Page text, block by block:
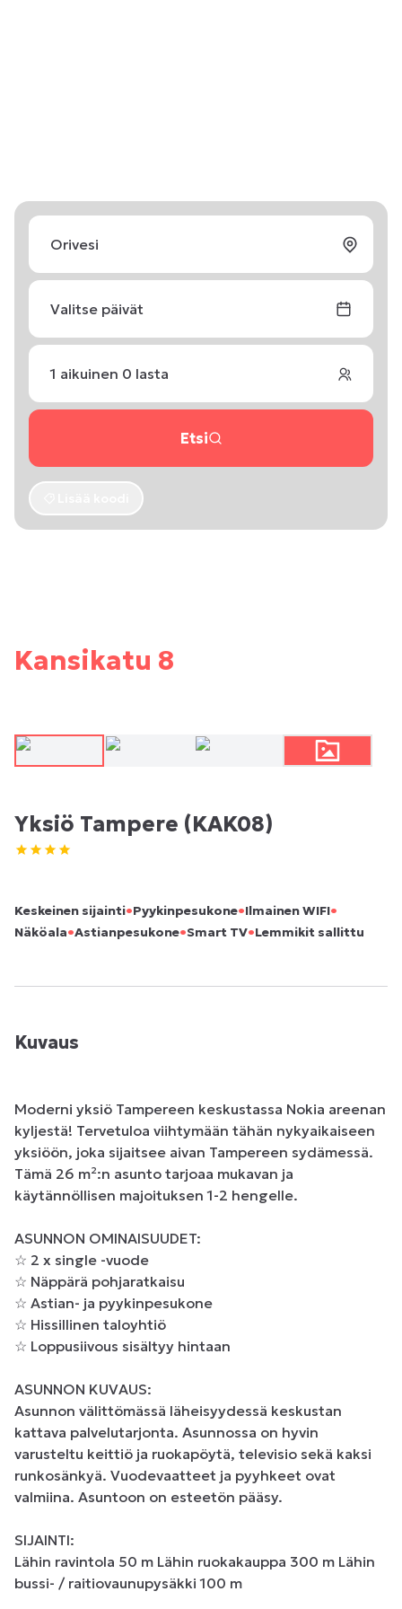
Valitse päivät
1 aikuinen 0 lasta
Etsi
Kansikatu 8
Yksiö Tampere (KAK08)
Keskeinen sijainti•Pyykinpesukone•Ilmainen WIFI•
Näköala•Astianpesukone•Smart TV•Lemmikit sallittu
Kuvaus
Moderni yksiö Tampereen keskustassa Nokia areenan
kyljestä! Tervetuloa viihtymään tähän nykyaikaiseen
yksiöön, joka sijaitsee aivan Tampereen sydämessä.
Tämä 26 m²:n asunto tarjoaa mukavan ja
käytännöllisen majoituksen 1-2 hengelle.
ASUNNON OMINAISUUDET:
☆ 2 x single -vuode
☆ Näppärä pohjaratkaisu
☆ Astian- ja pyykinpesukone
☆ Hissillinen taloyhtiö
☆ Loppusiivous sisältyy hintaan
ASUNNON KUVAUS:
Asunnon välittömässä läheisyydessä keskustan
kattava palvelutarjonta. Asunnossa on hyvin
varusteltu keittiö ja ruokapöytä, televisio sekä kaksi
runkosänkyä. Vuodevaatteet ja pyyhkeet ovat
valmiina. Asuntoon on esteetön pääsy.
SIJAINTI:
Lähin ravintola 50 m Lähin ruokakauppa 300 m Lähin
bussi- / raitiovaunupysäkki 100 m